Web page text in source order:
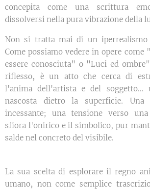
concepita come una scrittura
dissolversi nella pura vibrazione della
Non si tratta mai di un iperrealismo
Come possiamo vedere in opere come
essere conosciuta" o "Luci ed
riflesso, è un atto che cerca di
l'anima dell'artista e del soggetto...
nascosta dietro la superficie. Una
incessante; una tensione verso
sfiora l'onirico e il simbolico, pur
salde nel concreto del visibile.
La sua scelta di esplorare il regno
umano, non come semplice